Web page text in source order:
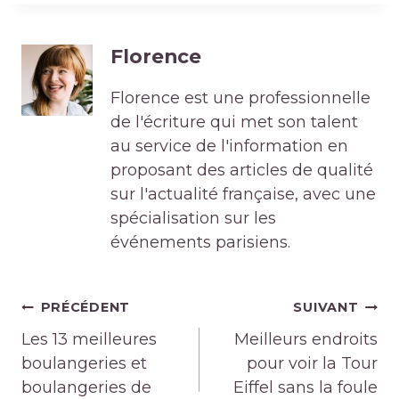
Florence
Florence est une professionnelle
de l'écriture qui met son talent
au service de l'information en
proposant des articles de qualité
sur l'actualité française, avec une
spécialisation sur les
événements parisiens.
Navigation
de
l’article
PRÉCÉDENT
Les 13 meilleures
boulangeries et
boulangeries de
SUIVANT
Meilleurs endroits
pour voir la Tour
Eiffel sans la foule